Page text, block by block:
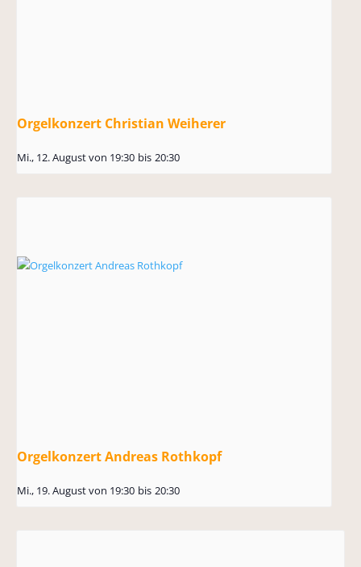
Orgelkonzert Christian Weiherer
Mi., 12. August von 19:30 bis 20:30
Orgelkonzert Andreas Rothkopf
Mi., 19. August von 19:30 bis 20:30